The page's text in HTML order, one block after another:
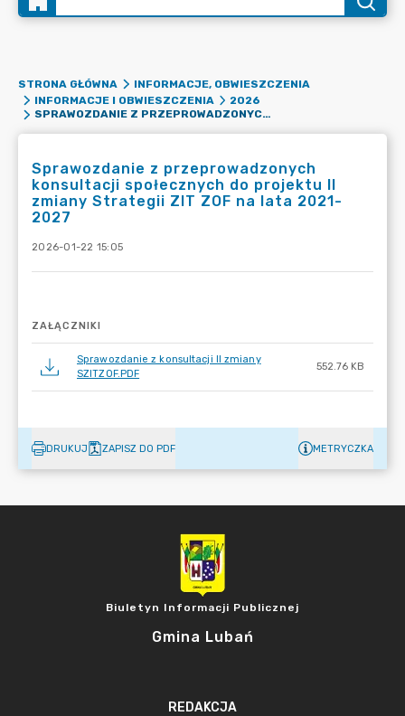
STRONA GŁÓWNA
INFORMACJE, OBWIESZCZENIA
INFORMACJE I OBWIESZCZENIA
2026
SPRAWOZDANIE Z PRZEPROWADZONYCH KONSULTACJI SPOŁECZNYCH DO PROJEKTU II ZMIANY STRATEGII ZIT ZOF NA LATA 2021-2027
Sprawozdanie z przeprowadzonych
konsultacji społecznych do projektu II
zmiany Strategii ZIT ZOF na lata 2021-
2027
2026-01-22 15:05
ZAŁĄCZNIKI
Sprawozdanie z konsultacji II zmiany
SZITZOF.PDF
552.76 KB
DRUKUJ ZAPISZ DO PDF METRYCZKA
Biuletyn Informacji Publicznej
Gmina Lubań
REDAKCJA